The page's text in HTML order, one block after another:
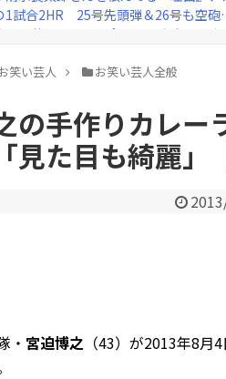
1試合2HR 25号先頭弾＆26号も空砲
んの昔のコント、今見ると完全にアウ
、声優の花澤香菜さんをXでフォロー
笑い芸人 お笑い芸人全般
の手作りカレー
見た目も綺麗」
・ 宮迫博之 （43）が2013年8月